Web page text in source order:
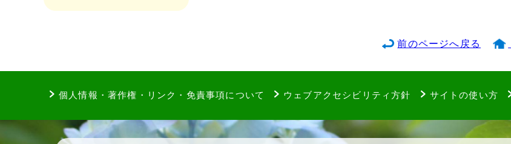
前のページへ戻る
個人情報・著作権・リンク・免責事項について ウェブアクセシビリティ方針 サイトの使い方